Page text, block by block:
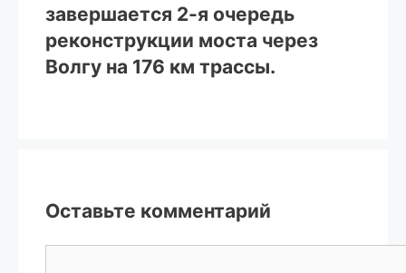
завершается 2-я очередь
реконструкции моста через
Волгу на 176 км трассы.
Оставьте комментарий